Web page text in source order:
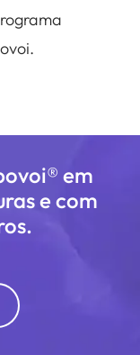
em
e com